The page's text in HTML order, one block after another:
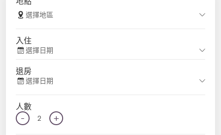
選擇地區
入住
選擇日期
退房
選擇日期
人數
- 2 +